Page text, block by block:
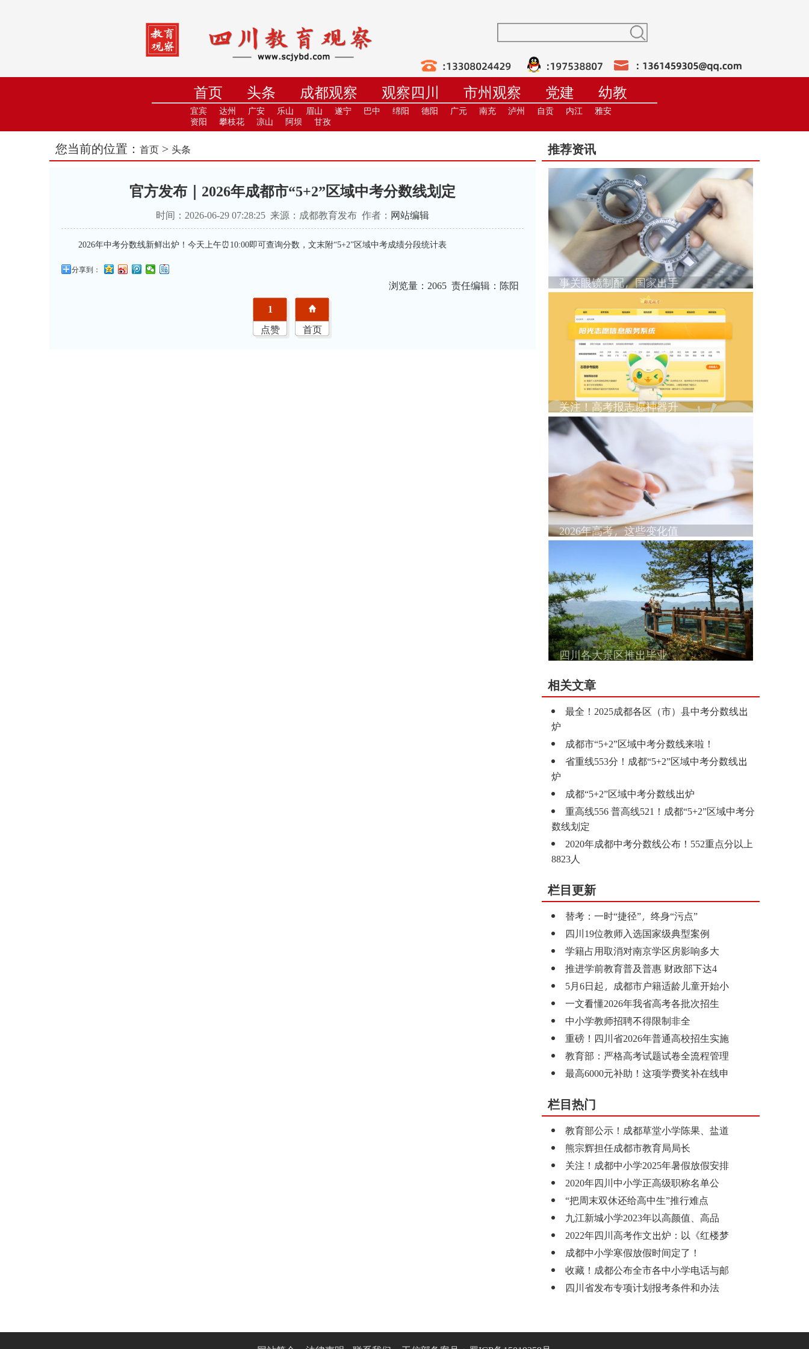
首页 头条 成都观察 观察四川 市州观察 党建
幼教
小学
中学 职教 高校 社教 健康 培训 在线直播
宜宾 达州 广安 乐山 眉山 遂宁 巴中 绵阳 德阳 广元 南充 泸州 自贡 内江
雅安
资阳
攀枝花 凉山 阿坝 甘孜
您当前的位置： 首页 > 头条
官方发布｜2026年成都市“5+2”区域中考分数线划定
时间：2026-06-29 07:28:25 来源：成都教育发布 作者： 网站编辑
2026年中考分数线新鲜出炉！今天上午⏰10:00即可查询分数，文末附“5+2”区域中考成绩分段统计表
分享到：
浏览量： 2065 责任编辑：陈阳
1
点赞
首页
推荐资讯
事关眼镜制配，国家出手
关注！高考报志愿神器升
2026年高考，这些变化值
四川各大景区推出毕业
相关文章
最全！2025成都各区（市）县中考分数线出
炉
成都市“5+2”区域中考分数线来啦！
省重线553分！成都“5+2”区域中考分数线出
炉
成都“5+2”区域中考分数线出炉
重高线556 普高线521！成都“5+2”区域中考分
数线划定
2020年成都中考分数线公布！552重点分以上
8823人
栏目更新
替考：一时“捷径”，终身“污点”
四川19位教师入选国家级典型案例
学籍占用取消对南京学区房影响多大
推进学前教育普及普惠 财政部下达4
5月6日起，成都市户籍适龄儿童开始小
一文看懂2026年我省高考各批次招生
中小学教师招聘不得限制非全
重磅！四川省2026年普通高校招生实施
教育部：严格高考试题试卷全流程管理
最高6000元补助！这项学费奖补在线申
栏目热门
教育部公示！成都草堂小学陈果、盐道
熊宗辉担任成都市教育局局长
关注！成都中小学2025年暑假放假安排
2020年四川中小学正高级职称名单公
“把周末双休还给高中生”推行难点
九江新城小学2023年以高颜值、高品
2022年四川高考作文出炉：以《红楼梦
成都中小学寒假放假时间定了！
收藏！成都公布全市各中小学电话与邮
四川省发布专项计划报考条件和办法